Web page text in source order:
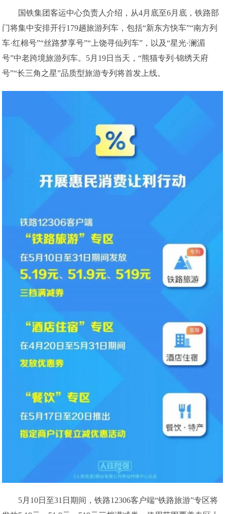
国铁集团客运中心负责人介绍，从4月底至6月底，铁路部
门将集中安排开行179趟旅游列车，包括“新东方快车”“南方列
车·红棉号”“丝路梦享号”“上饶寻仙列车”，以及“星光·澜湄
号”中老跨境旅游列车。5月19日当天，“熊猫专列·锦绣天府
号”“长三角之星”品质型旅游专列将首发上线。
5月10日至31日期间，铁路12306客户端“铁路旅游”专区将